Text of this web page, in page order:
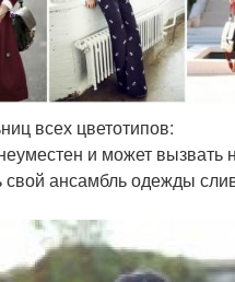
всех цветотипов:
и может вызвать
ансамбль одежды